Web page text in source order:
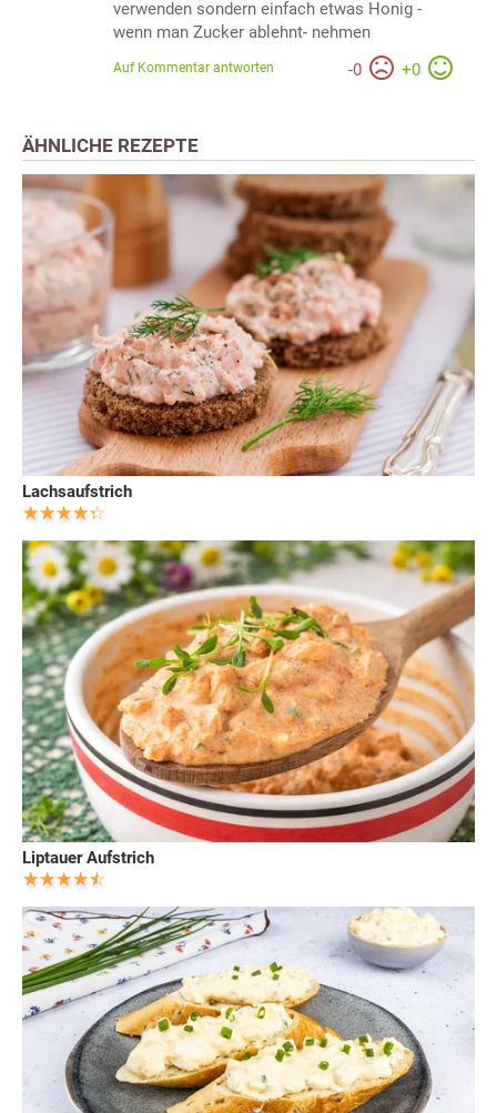
verwenden sondern einfach etwas Honig -
wenn man Zucker ablehnt- nehmen
-0 +0
Auf Kommentar antworten
ÄHNLICHE REZEPTE
Lachsaufstrich
Liptauer Aufstrich